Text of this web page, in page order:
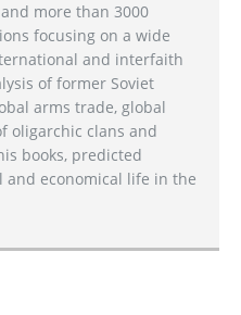
more than 3000
focusing on a wide
and interfaith
of former Soviet
arms trade, global
oligarchic clans and
books, predicted
economical life in the